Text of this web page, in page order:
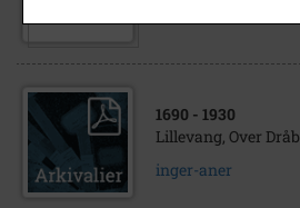
1690 - 1930
Lillevang, Over
inger-aner